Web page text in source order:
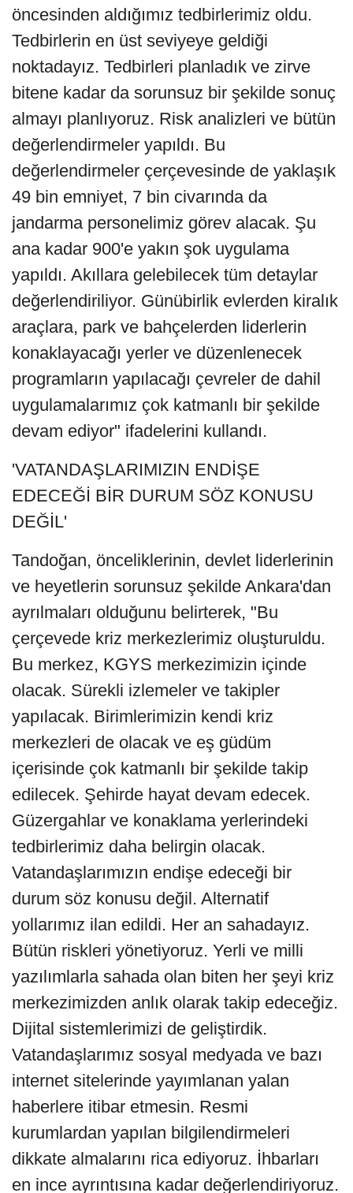
öncesinden aldığımız tedbirlerimiz oldu.
Tedbirlerin en üst seviyeye geldiği
noktadayız. Tedbirleri planladık ve zirve
bitene kadar da sorunsuz bir şekilde sonuç
almayı planlıyoruz. Risk analizleri ve bütün
değerlendirmeler yapıldı. Bu
değerlendirmeler çerçevesinde de yaklaşık
49 bin emniyet, 7 bin civarında da
jandarma personelimiz görev alacak. Şu
ana kadar 900'e yakın şok uygulama
yapıldı. Akıllara gelebilecek tüm detaylar
değerlendiriliyor. Günübirlik evlerden kiralık
araçlara, park ve bahçelerden liderlerin
konaklayacağı yerler ve düzenlenecek
programların yapılacağı çevreler de dahil
uygulamalarımız çok katmanlı bir şekilde
devam ediyor" ifadelerini kullandı.
'VATANDAŞLARIMIZIN ENDİŞE
EDECEĞİ BİR DURUM SÖZ KONUSU
DEĞİL'
Tandoğan, önceliklerinin, devlet liderlerinin
ve heyetlerin sorunsuz şekilde Ankara'dan
ayrılmaları olduğunu belirterek, "Bu
çerçevede kriz merkezlerimiz oluşturuldu.
Bu merkez, KGYS merkezimizin içinde
olacak. Sürekli izlemeler ve takipler
yapılacak. Birimlerimizin kendi kriz
merkezleri de olacak ve eş güdüm
içerisinde çok katmanlı bir şekilde takip
edilecek. Şehirde hayat devam edecek.
Güzergahlar ve konaklama yerlerindeki
tedbirlerimiz daha belirgin olacak.
Vatandaşlarımızın endişe edeceği bir
durum söz konusu değil. Alternatif
yollarımız ilan edildi. Her an sahadayız.
Bütün riskleri yönetiyoruz. Yerli ve milli
yazılımlarla sahada olan biten her şeyi kriz
merkezimizden anlık olarak takip edeceğiz.
Dijital sistemlerimizi de geliştirdik.
Vatandaşlarımız sosyal medyada ve bazı
internet sitelerinde yayımlanan yalan
haberlere itibar etmesin. Resmi
kurumlardan yapılan bilgilendirmeleri
dikkate almalarını rica ediyoruz. İhbarları
en ince ayrıntısına kadar değerlendiriyoruz.